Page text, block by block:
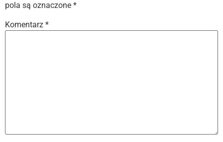
pola są oznaczone *
Komentarz *